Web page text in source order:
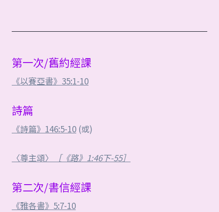
第一次/舊約經課
《以賽亞書》35:1-10
詩篇
《詩篇》146:5-10 (或)
〈尊主頌〉 ［《路》1:46下-55］
第二次/書信經課
《雅各書》5:7-10